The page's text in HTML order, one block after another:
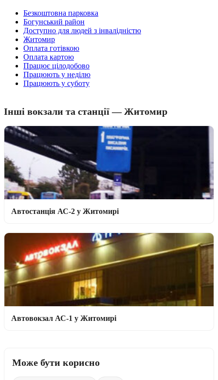
Безкоштовна парковка
Богунський район
Доступно для людей з інвалідністю
Житомир
Оплата готівкою
Оплата картою
Працює цілодобово
Працюють у неділю
Працюють у суботу
Інші вокзали та станції — Житомир
Автостанція АС-2 у Житомирі
Автовокзал АС-1 у Житомирі
Може бути корисно